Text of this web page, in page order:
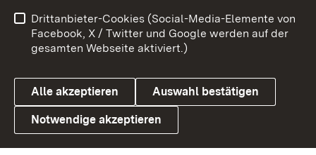
Link zum Landesportal
Benutzungshinweise
Barrierefreiheit
Datenschutz
Cookies
Drittanbieter-Cookies (Social-Media-Elemente von
Facebook, X / Twitter und Google werden auf der
gesamten Webseite aktiviert.)
Alle akzeptieren Auswahl bestätigen
Notwendige akzeptieren